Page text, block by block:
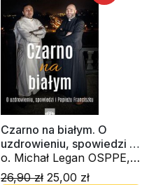
Czarno na białym. O
uzdrowieniu, spowiedzi i
Papieżu Franciszku
o. Michał Legan OSPPE,
ks. Michał Olszewski
26,90 zł 25,00 zł